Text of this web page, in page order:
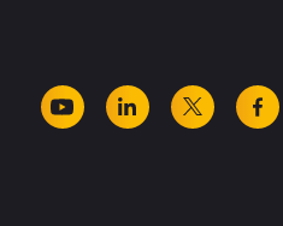
facebook
x
linkedin